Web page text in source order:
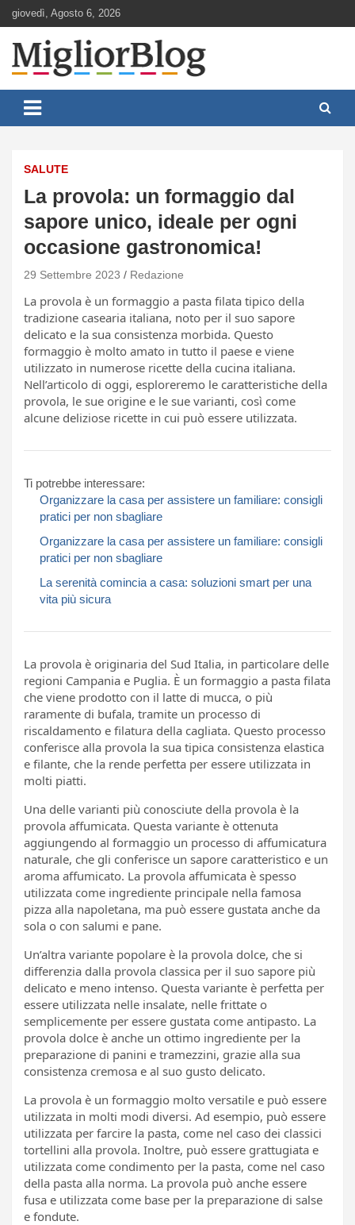
Skip
to
content
giovedì, Agosto 6, 2026
MigliorBlog.it
SALUTE
La provola: un formaggio dal
sapore unico, ideale per ogni
occasione gastronomica!
29 Settembre 2023 Redazione
La provola è un formaggio a pasta filata tipico della
tradizione casearia italiana, noto per il suo sapore
delicato e la sua consistenza morbida. Questo
formaggio è molto amato in tutto il paese e viene
utilizzato in numerose ricette della cucina italiana.
Nell’articolo di oggi, esploreremo le caratteristiche della
provola, le sue origine e le sue varianti, così come
alcune deliziose ricette in cui può essere utilizzata.
Ti potrebbe interessare:
Organizzare la casa per assistere un familiare: consigli
pratici per non sbagliare
Organizzare la casa per assistere un familiare: consigli
pratici per non sbagliare
La serenità comincia a casa: soluzioni smart per una
vita più sicura
La provola è originaria del Sud Italia, in particolare delle
regioni Campania e Puglia. È un formaggio a pasta filata
che viene prodotto con il latte di mucca, o più
raramente di bufala, tramite un processo di
riscaldamento e filatura della cagliata. Questo processo
conferisce alla provola la sua tipica consistenza elastica
e filante, che la rende perfetta per essere utilizzata in
molti piatti.
Una delle varianti più conosciute della provola è la
provola affumicata. Questa variante è ottenuta
aggiungendo al formaggio un processo di affumicatura
naturale, che gli conferisce un sapore caratteristico e un
aroma affumicato. La provola affumicata è spesso
utilizzata come ingrediente principale nella famosa
pizza alla napoletana, ma può essere gustata anche da
sola o con salumi e pane.
Un’altra variante popolare è la provola dolce, che si
differenzia dalla provola classica per il suo sapore più
delicato e meno intenso. Questa variante è perfetta per
essere utilizzata nelle insalate, nelle frittate o
semplicemente per essere gustata come antipasto. La
provola dolce è anche un ottimo ingrediente per la
preparazione di panini e tramezzini, grazie alla sua
consistenza cremosa e al suo gusto delicato.
La provola è un formaggio molto versatile e può essere
utilizzata in molti modi diversi. Ad esempio, può essere
utilizzata per farcire la pasta, come nel caso dei classici
tortellini alla provola. Inoltre, può essere grattugiata e
utilizzata come condimento per la pasta, come nel caso
della pasta alla norma. La provola può anche essere
fusa e utilizzata come base per la preparazione di salse
e fondute.